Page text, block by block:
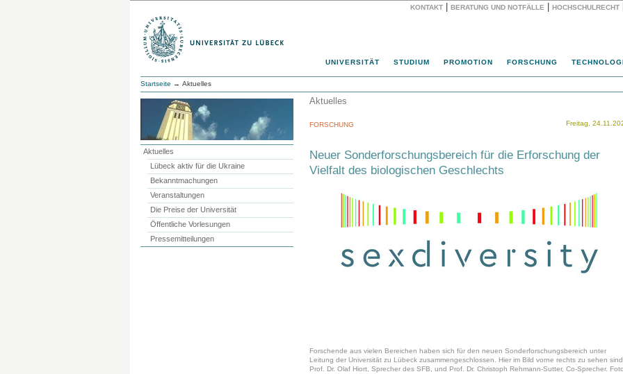
KONTAKT BERATUNG UND NOTFÄLLE HOCHSCHULRECHT
UNIVERSITÄT STUDIUM PROMOTION FORSCHUNG
Startseite → Aktuelles
Aktuelles
Lübeck aktiv für die Ukraine
Bekanntmachungen
Veranstaltungen
Die Preise der Universität
Öffentliche Vorlesungen
Pressemitteilungen
Aktuelles
Freitag,
FORSCHUNG
Neuer Sonderforschungsbereich für die Erforschung der
Vielfalt des biologischen Geschlechts
Forschende aus vielen Bereichen haben sich für den neuen Sonderforschungsbereich unter
Leitung der Universität zu Lübeck zusammengeschlossen. Hier im Bild vorne rechts zu sehen sind
Prof. Dr. Olaf Hiort, Sprecher des SFB, und Prof. Dr. Christoph Rehmann-Sutter, Co-Sprecher.